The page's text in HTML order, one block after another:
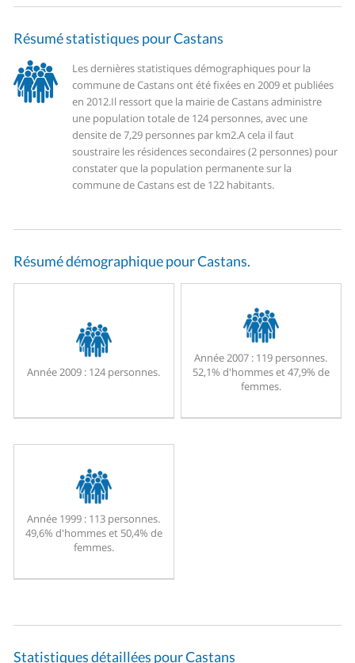
Résumé statistiques pour Castans
Les dernières statistiques démographiques pour la
commune de Castans ont été fixées en 2009 et publiées
en 2012.Il ressort que la mairie de Castans administre
une population totale de 124 personnes, avec une
densite de 7,29 personnes par km2.A cela il faut
soustraire les résidences secondaires (2 personnes) pour
constater que la population permanente sur la
commune de Castans est de 122 habitants.
Résumé démographique pour Castans.
Année 2009 : 124 personnes.
Année 2007 : 119 personnes.
52,1% d'hommes et 47,9% de
femmes.
Année 1999 : 113 personnes.
49,6% d'hommes et 50,4% de
femmes.
Statistiques détaillées pour Castans